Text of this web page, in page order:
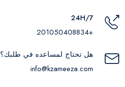
24H/7
+201050408834
هل تحتاج لمساعده في طلبك؟
info@kzameeza.com